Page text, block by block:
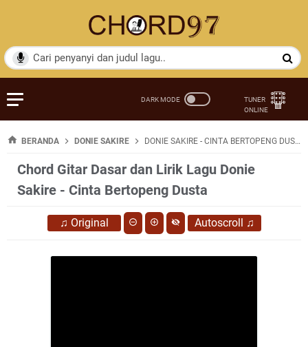
BERANDA DONIE SAKIRE DONIE SAKIRE - CINTA BERTOPENG DUSTA
Chord Gitar Dasar dan Lirik Lagu Donie
Sakire - Cinta Bertopeng Dusta
♫ Original Autoscroll ♫